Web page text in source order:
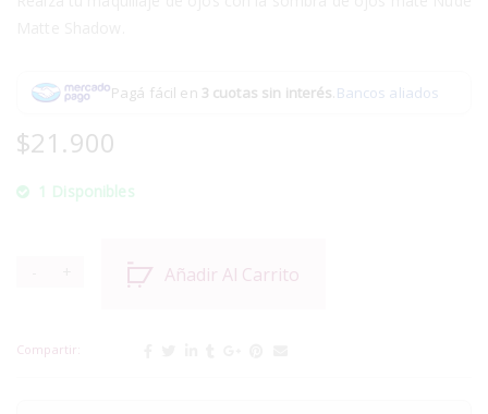
Pagá fácil en 3 cuotas sin interés Bancos aliados
$21.900
1 Disponibles
Añadir Al Carrito
Compartir: